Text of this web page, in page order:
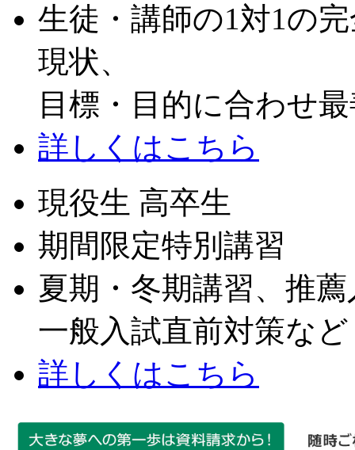
生徒・講師の1対1の
現状、
目標・目的に合わせ
詳しくはこちら
現役生 高卒生
期間限定特別講習
夏期・冬期講習、推
一般入試直前対策など
詳しくはこちら